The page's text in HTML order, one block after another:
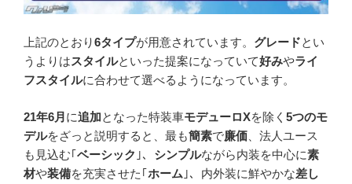
上記のとおり6タイプが用意されています。 グレードとい
うよりはスタイルといった提案になっていて好みやライ
フスタイルに合わせて選べるようになっています。
21年6月 に追加となった特装車モデューロXを除く 5つのモ
デルをざっと説明すると、最も簡素で廉価 、法人ユース
も見込む｢ベーシック ｣、 シンプルながら内装を中心に素
材や装備を充実させた｢ホーム ｣、内外装に鮮やかな差し